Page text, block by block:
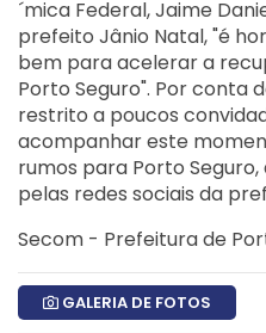
´mica Federal, Jaime
prefeito Jânio Natal, "é
bem para acelerar a
Porto Seguro". Por conta
restrito a poucos
acompanhar este
rumos para Porto
pelas redes sociais da
Secom - Prefeitura de
GALERIA DE FOTOS